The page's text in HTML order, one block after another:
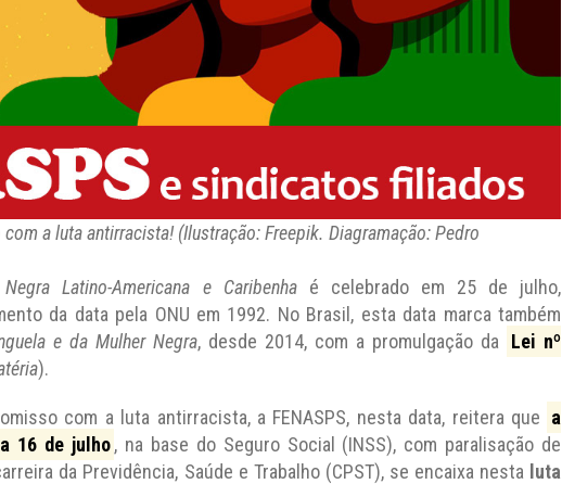
a luta antirracista! (Ilustração: Freepik. Diagramação: Pedro
Latino-Americana e Caribenhaé celebrado em 25 de julho,
da data pela ONU em 1992. No Brasil, esta data marca também
e da Mulher Negra, desde 2014, com a promulgação da
Lei nº
).
com a luta antirracista, a FENASPS, nesta data, reitera que a
16 de julho, na base do Seguro Social (INSS), com paralisação de
da Previdência, Saúde e Trabalho (CPST), se encaixa nesta luta